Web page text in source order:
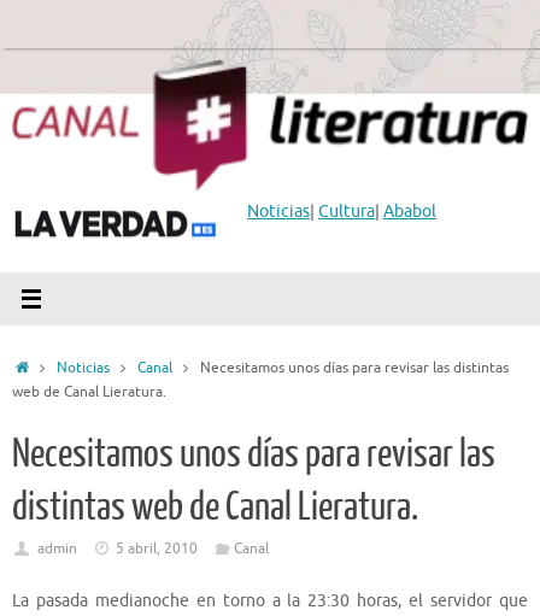
Noticias| Cultura| Ababol
InicioNoticias Canal
Necesitamos unos días para revisar las distintas
web de Canal Lieratura.
Necesitamos unos días para revisar las
distintas web de Canal Lieratura.
admin 5 abril, 2010 Canal
La pasada medianoche en torno a la 23:30 horas, el servidor que